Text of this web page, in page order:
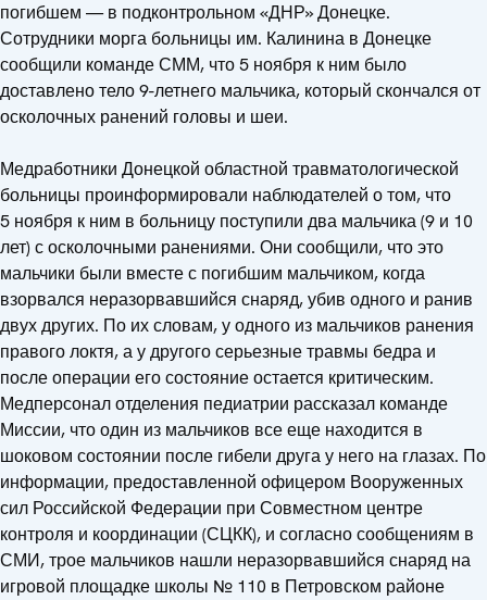
погибшем — в подконтрольном «ДНР» Донецке.
Сотрудники морга больницы им. Калинина в Донецке
сообщили команде СММ, что 5 ноября к ним было
доставлено тело 9-летнего мальчика, который скончался от
осколочных ранений головы и шеи.
Медработники Донецкой областной травматологической
больницы проинформировали наблюдателей о том, что
5 ноября к ним в больницу поступили два мальчика (9 и 10
лет) с осколочными ранениями. Они сообщили, что это
мальчики были вместе с погибшим мальчиком, когда
взорвался неразорвавшийся снаряд, убив одного и ранив
двух других. По их словам, у одного из мальчиков ранения
правого локтя, а у другого серьезные травмы бедра и
после операции его состояние остается критическим.
Медперсонал отделения педиатрии рассказал команде
Миссии, что один из мальчиков все еще находится в
шоковом состоянии после гибели друга у него на глазах. По
информации, предоставленной офицером Вооруженных
сил Российской Федерации при Совместном центре
контроля и координации (СЦКК), и согласно сообщениям в
СМИ, трое мальчиков нашли неразорвавшийся снаряд на
игровой площадке школы № 110 в Петровском районе